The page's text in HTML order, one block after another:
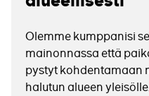
Olemme kumppanisi
mainonnassa että
pystyt kohdentamaan
halutun alueen